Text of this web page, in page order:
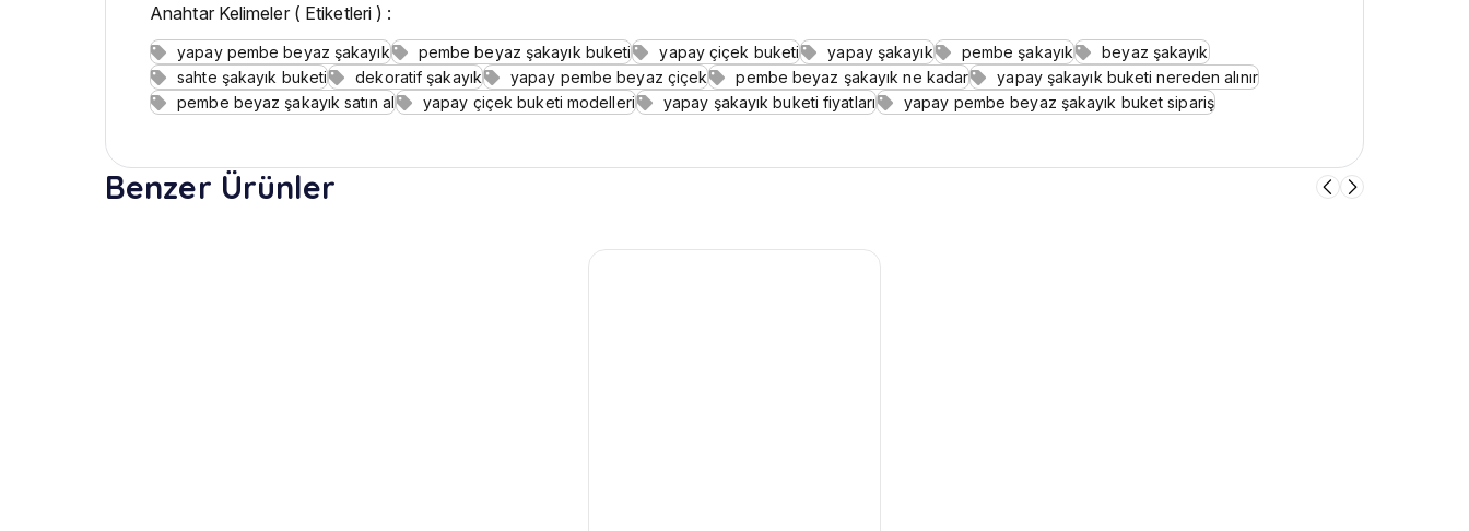
Anahtar Kelimeler ( Etiketleri ) :
yapay pembe beyaz şakayık pembe beyaz şakayık buketi yapay çiçek buketi yapay şakayık pembe şakayık
beyaz şakayık
sahte şakayık buketi
dekoratif şakayık yapay pembe beyaz çiçek pembe beyaz şakayık ne kadar
yapay şakayık buketi nereden alınır
pembe beyaz şakayık satın al
yapay çiçek buketi modelleri yapay şakayık buketi fiyatları yapay pembe beyaz şakayık buket sipariş
Benzer Ürünler